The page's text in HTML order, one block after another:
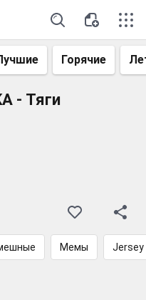
Горячие
- Тяги
Мемы Jersey